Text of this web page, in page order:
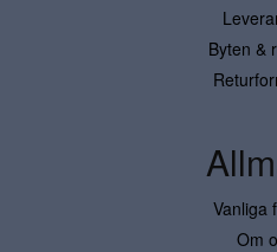
Byten &
Vanliga
Om